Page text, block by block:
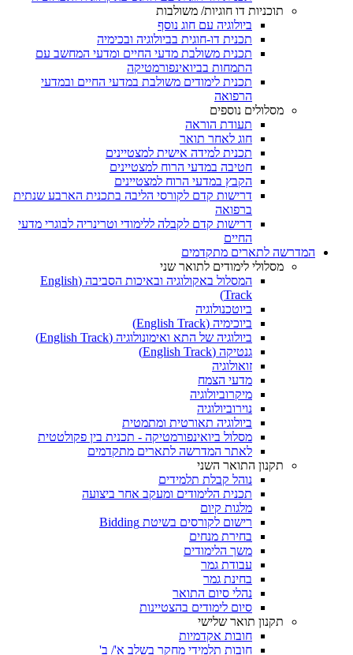
תוכניות דו חוגיות/ משולבות
ביולוגיה עם חוג נוסף
תכנית דו-חוגית בביולוגיה ובכימיה
תכנית משולבת מדעי החיים ומדעי המחשב עם
התמחות בביואינפורמטיקה
תכנית לימודים משולבת במדעי החיים ובמדעי
הרפואה
מסלולים נוספים
תעודת הוראה
חוג לאחר תואר
תכנית למידה אישית למצטיינים
חטיבה במדעי הרוח למצטיינים
הקבץ במדעי הרוח למצטיינים
דרישות קדם לקורסי הליבה בתכנית הארבע שנתית
ברפואה
דרישות קדם לקבלה ללימודי וטרינריה לבוגרי מדעי
החיים
המדרשה לתארים מתקדמים
מסלולי לימודים לתואר שני
המסלול באקולוגיה ובאיכות הסביבה (English
Track)
ביוטכנולוגיה
ביוכימיה (English Track)
ביולוגיה של התא ואימונולוגיה (English Track)
גנטיקה (English Track)
זואולוגיה
מדעי הצמח
מיקרוביולוגיה
נוירוביולוגיה
ביולוגיה תאורטית ומתמטית
מסלול ביואינפורמטיקה - תכנית בין פקולטטית
לאתר המדרשה לתארים מתקדמים
תקנון התואר השני
נוהל קבלת תלמידים
תכנית הלימודים ומעקב אחר ביצועה
מלגות קיום
רישום לקורסים בשיטת Bidding
בחירת מנחים
משך הלימודים
עבודת גמר
בחינת גמר
נהלי סיום התואר
סיום לימודים בהצטיינות
תקנון תואר שלישי
חובות אקדמיות
חובות תלמידי מחקר בשלב א'/ ב'